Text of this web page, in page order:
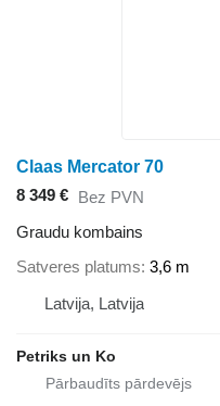
Claas Mercator 70
8 349 € Bez PVN
Graudu kombains
Satveres platums 3,6 m
Latvija, Latvija
Petriks un Ko